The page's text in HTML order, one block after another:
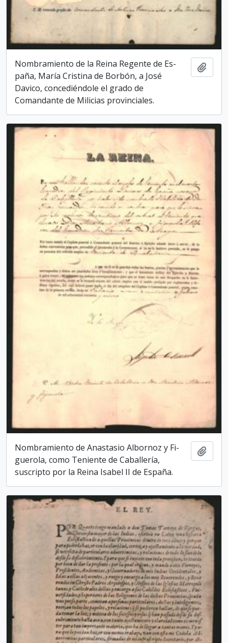
Nombramiento de la Reina Regente de Es­
paña, María Cristina de Borbón, a José
Davico, concediéndole el grado de
Comandante de Milicias provinciales.
Nombramiento de Anastasio Albornoz y Fi-
guerola, como Teniente de Caballería,
suscripto por la Reina Isabel II de España.